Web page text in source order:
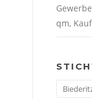
qm,